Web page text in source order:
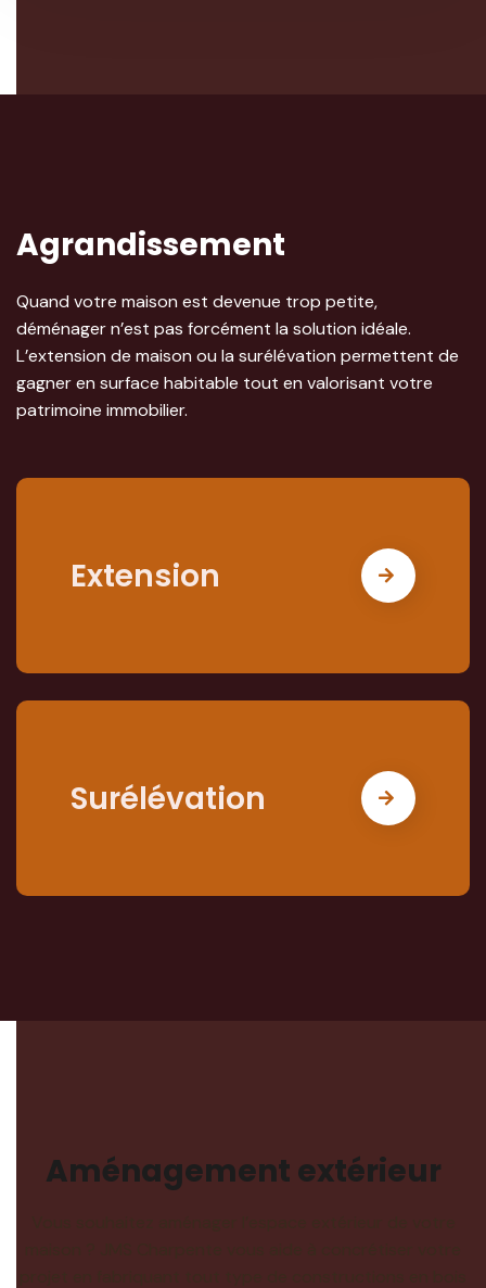
Agrandissement
Quand votre maison est devenue trop petite,
déménager n’est pas forcément la solution idéale.
L’extension de maison ou la surélévation permettent de
gagner en surface habitable tout en valorisant votre
patrimoine immobilier.
Extension
Surélévation
Aménagement extérieur